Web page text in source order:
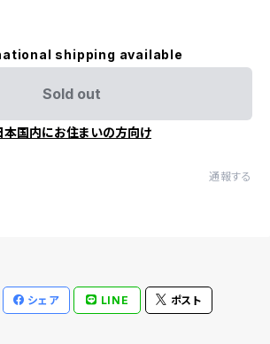
shipping available
Sold out
本国内にお住まいの方向け
通報する
シェア LINE ポスト